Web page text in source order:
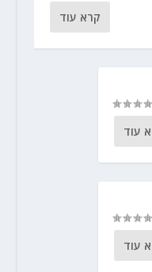
קרא עוד
עוד
עוד